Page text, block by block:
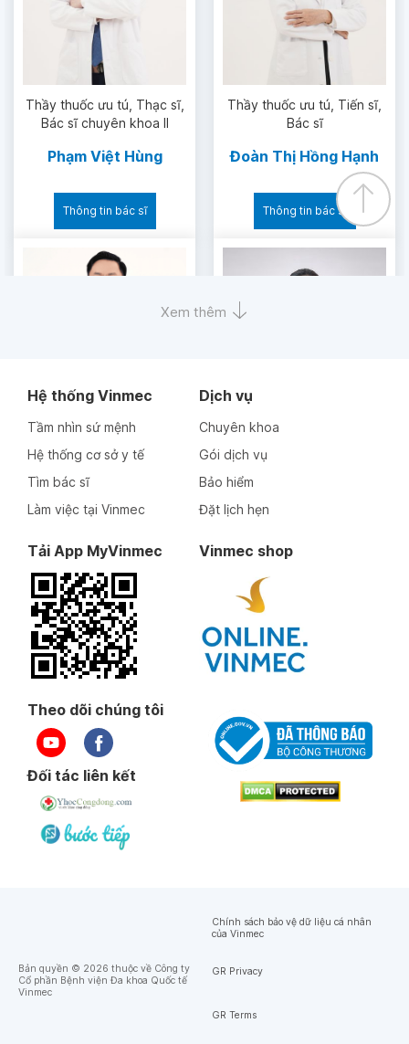
Thầy thuốc ưu tú Thạc sĩ
Bác sĩ chuyên khoa II
Phạm Việt Hùng
Thông tin bác sĩ
Thầy thuốc ưu tú Tiến sĩ
Bác sĩ
Đoàn Thị Hồng Hạnh
Thông tin bác sĩ
Bác sĩ chuyên khoa II
Đồng Xuân Hà
Thông tin bác sĩ
Bác sĩ nội trú
Đặng Thị Ngoan
Thông tin bác sĩ
Bác sĩ chuyên khoa I
Đỗ Văn Mạnh
Thạc sĩ Bác sĩ
Xem thêm
Hệ thống Vinmec
Tầm nhìn sứ mệnh
Hệ thống cơ sở y tế
Tìm bác sĩ
Làm việc tại Vinmec
Dịch vụ
Chuyên khoa
Gói dịch vụ
Bảo hiểm
Đặt lịch hẹn
Tải App MyVinmec Vinmec shop
Theo dõi chúng tôi
Đối tác liên kết
Bản quyền © 2026 thuộc về Công ty
Cổ phần Bệnh viện Đa khoa Quốc tế
Vinmec
Chính sách bảo vệ dữ liệu cá nhân
của Vinmec
GR Privacy
GR Terms